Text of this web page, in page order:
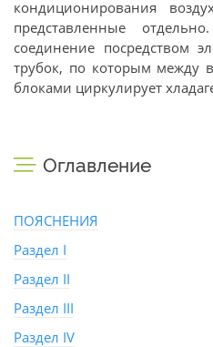
кондиционирования
представленные
соединение посредством
трубок, по которым
блоками циркулирует
Оглавление
ПОЯСНЕНИЯ
Раздел I
Раздел II
Раздел III
Раздел IV